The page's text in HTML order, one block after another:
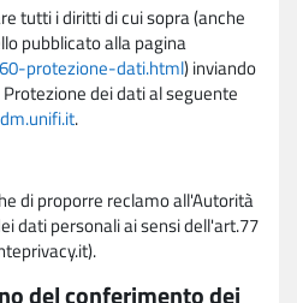
tutti i diritti di cui sopra (anche
pubblicato alla pagina
protezione-dati.html) inviando
dei dati al seguente
.
di proporre reclamo all'Autorità
dati personali ai sensi dell'art.77
del conferimento dei